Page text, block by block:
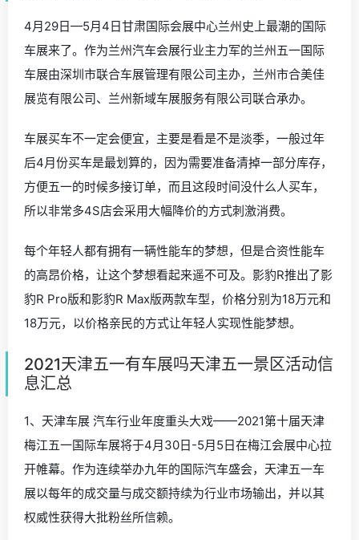
4月29日—5月4日甘肃国际会展中心兰州史上最潮的国际
车展来了。作为兰州汽车会展行业主力军的兰州五一国际
车展由深圳市联合车展管理有限公司主办，兰州市合美佳
展览有限公司、兰州新域车展服务有限公司联合承办。
车展买车不一定会便宜，主要是看是不是淡季，一般过年
后4月份买车是最划算的，因为需要准备清掉一部分库存，
方便五一的时候多接订单，而且这段时间没什么人买车，
所以非常多4S店会采用大幅降价的方式刺激消费。
每个年轻人都有拥有一辆性能车的梦想，但是合资性能车
的高昂价格，让这个梦想看起来遥不可及。影豹R推出了影
豹R Pro版和影豹R Max版两款车型，价格分别为18万元和
18万元，以价格亲民的方式让年轻人实现性能梦想。
2021天津五一有车展吗天津五一景区活动信
息汇总
1、天津车展 汽车行业年度重头大戏——2021第十届天津
梅江五一国际车展将于4月30日-5月5日在梅江会展中心拉
开帷幕。作为连续举办九年的国际汽车盛会，天津五一车
展以每年的成交量与成交额持续为行业市场输出，并以其
权威性获得大批粉丝所信赖。